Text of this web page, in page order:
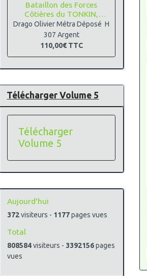
Bataillon des Forces
Côtières du TONKIN,
Argent
Drago Olivier Métra Déposé H
307 Argent
110,00€ TTC
Télécharger Volume 5
Télécharger
Volume 5
Aujourd'hui
372visiteurs - 1177pages vues
Total
808584visiteurs - 3392156pages
vues